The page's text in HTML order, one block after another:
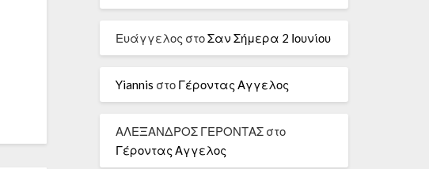
Ευάγγελος στοΣαν Σήμερα 2 Ιουνίου
Yiannis στο Γέροντας Αγγελος
ΑΛΕΞΑΝΔΡΟΣ ΓΕΡΟΝΤΑΣστο
Γέροντας Αγγελος